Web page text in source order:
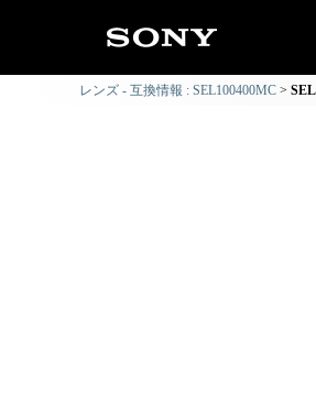
レンズ - 互換情報 : SEL100400MC